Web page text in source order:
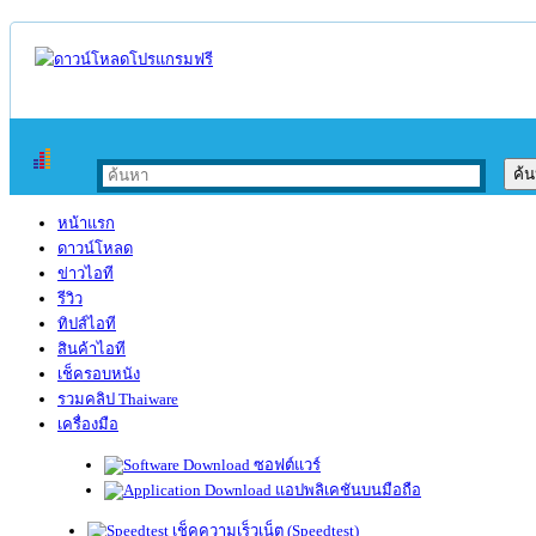
หน้าแรก
ดาวน์โหลด
ข่าวไอที
รีวิว
ทิปส์ไอที
สินค้าไอที
เช็ครอบหนัง
รวมคลิป Thaiware
เครื่องมือ
ซอฟต์แวร์
แอปพลิเคชันบนมือถือ
เช็คความเร็วเน็ต (Speedtest)